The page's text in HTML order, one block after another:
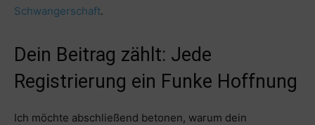
Schwangerschaft.
Dein Beitrag zählt: Jede
Registrierung ein Funke Hoffnung
Ich möchte abschließend betonen, warum dein